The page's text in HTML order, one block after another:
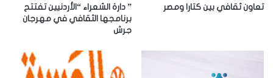
ر
تعاون ثقافي بين كتارا ومصر
” دارة الشعراء “الأردنيين تفتتح
برنامجها الثقافي في مهرجان
جرش